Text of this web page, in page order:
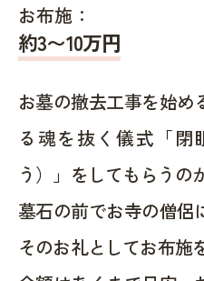
お布施：
約3〜10万円
お墓の撤去工事を始め
る魂を抜く儀式「閉
う）」をしてもらうの
墓石の前でお寺の僧侶
そのお礼としてお布施